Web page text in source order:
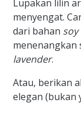
Lupakan lilin
menyengat.
dari bahan soy
menenangkan
lavender.
Atau, berikan
elegan (bukan